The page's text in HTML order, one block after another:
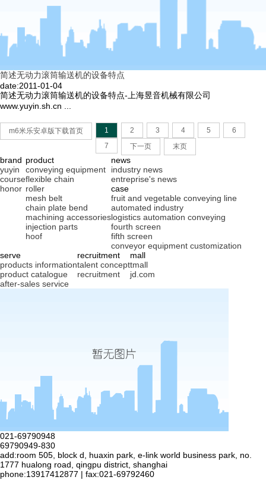
简述无动力滚筒输送机的设备特点
date:2011-01-04
简述无动力滚筒输送机的设备特点-上海昱音机械有限公司
www.yuyin.sh.cn ...
m6米乐安卓版下载首页 1 2 3 4 5
6
7
下一页 末页
brand
yuyin
course
honor
product
conveying equipment
flexible chain
roller
mesh belt
chain plate bend
machining accessories
injection parts
hoof
news
industry news
entreprise's news
case
fruit and vegetable conveying line
automated industry
logistics automation conveying
fourth screen
fifth screen
conveyor equipment customization
serve
products information
product catalogue
after-sales service
recruitment
talent concept
recruitment
mall
tmall
jd.com
021-69790948
69790949-830
add:room 505, block d, huaxin park, e-link world business park, no.
1777 hualong road, qingpu district, shanghai
phone:13917412877 | fax:021-69792460